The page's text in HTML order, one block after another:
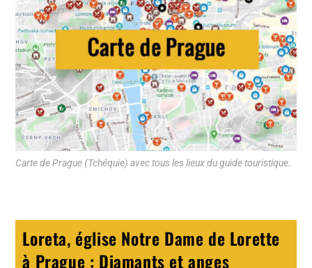
Carte de Prague (Tchéquie) avec tous les lieux du guide touristique.
Loreta, église Notre Dame de Lorette
à Prague : Diamants et anges